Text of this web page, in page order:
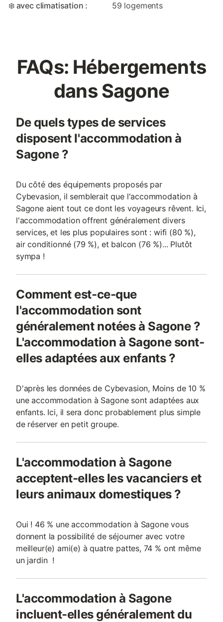
❄️ avec climatisation : 59 logements
FAQs: Hébergements
dans Sagone
De quels types de services
disposent l'accommodation à
Sagone ?
Du côté des équipements proposés par
Cybevasion, il semblerait que l'accommodation à
Sagone aient tout ce dont les voyageurs rêvent. Ici,
l'accommodation offrent généralement divers
services, et les plus populaires sont : wifi (80 %),
air conditionné (79 %), et balcon (76 %)... Plutôt
sympa !
Comment est-ce-que
l'accommodation sont
généralement notées à Sagone ?
L'accommodation à Sagone sont-
elles adaptées aux enfants ?
D'après les données de Cybevasion, Moins de 10 %
une accommodation à Sagone sont adaptées aux
enfants. Ici, il sera donc probablement plus simple
de réserver en petit groupe.
L'accommodation à Sagone
acceptent-elles les vacanciers et
leurs animaux domestiques ?
Oui ! 46 % une accommodation à Sagone vous
donnent la possibilité de séjourner avec votre
meilleur(e) ami(e) à quatre pattes, 74 % ont même
un jardin !
L'accommodation à Sagone
incluent-elles généralement du